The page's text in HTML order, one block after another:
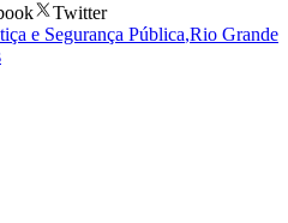
Twitter
e Segurança Pública,Rio Grande